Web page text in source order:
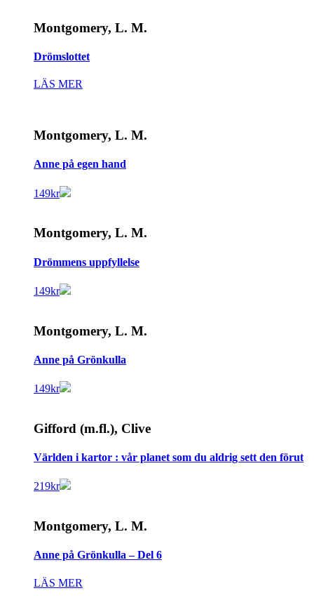
Montgomery, L. M.
Drömslottet
LÄS MER
Montgomery, L. M.
Anne på egen hand
149kr
Montgomery, L. M.
Drömmens uppfyllelse
149kr
Montgomery, L. M.
Anne på Grönkulla
149kr
Gifford (m.fl.), Clive
Världen i kartor : vår planet som du aldrig sett den förut
219kr
Montgomery, L. M.
Anne på Grönkulla – Del 6
LÄS MER